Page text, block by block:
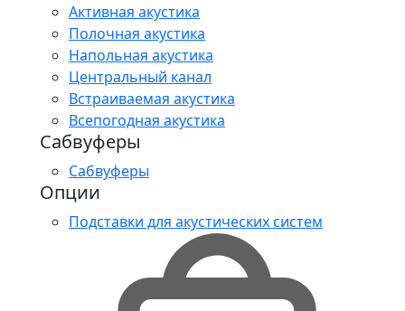
Активная акустика
Полочная акустика
Напольная акустика
Центральный канал
Встраиваемая акустика
Всепогодная акустика
Сабвуферы
Сабвуферы
Опции
Подставки для акустических систем